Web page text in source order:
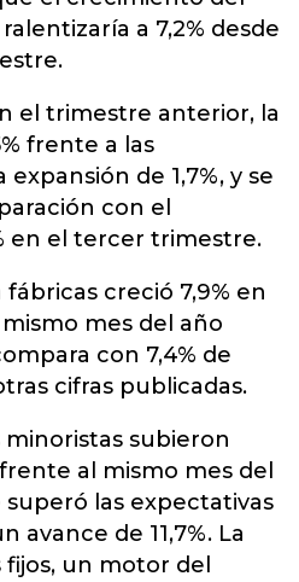
a 7,2% desde
el trimestre anterior, la
frente a las
de 1,7%, y se
con el
en el tercer trimestre.
creció 7,9% en
mes del año
con 7,4% de
cifras publicadas.
subieron
al mismo mes del
las expectativas
avance de 11,7%. La
un motor del